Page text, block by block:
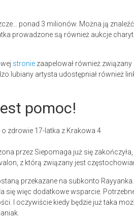
ponad 3 milionów. Można ją
prowadzone są również aukcje
stronie zaapelował również związany
lubiany artysta udostępniał również
pomoc!
przez Siepomaga już się
z którą związany jest
przekazane na subkonto
się więc dodatkowe wsparcie.
I oczywiście kiedy będzie już taka